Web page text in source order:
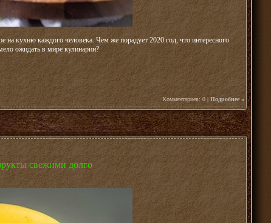
кухню каждого человека. Чем же порадует 2020 год, что интересного
ожидать в мире кулинарии?
Комментариев: 0 |Подробнее »
свежими долго